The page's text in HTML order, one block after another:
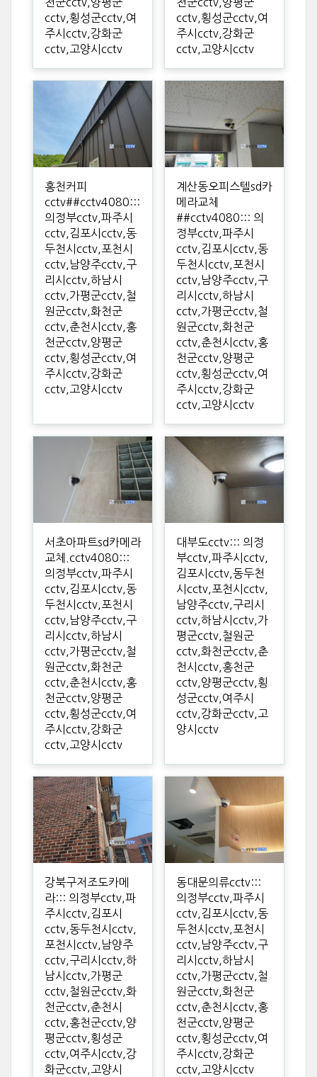
cctv,횡성군cctv,여
주시cctv,강화군
cctv,고양시cctv
cctv,횡성군cctv,여
주시cctv,강화군
cctv,고양시cctv
홍천커피
cctv##cctv4080:::
의정부cctv,파주시
cctv,김포시cctv,동
두천시cctv,포천시
cctv,남양주cctv,구
리시cctv,하남시
cctv,가평군cctv,철
원군cctv,화천군
cctv,춘천시cctv,홍
천군cctv,양평군
cctv,횡성군cctv,여
주시cctv,강화군
cctv,고양시cctv
계산동오피스텔sd카
메라교체
##cctv4080::: 의
정부cctv,파주시
cctv,김포시cctv,동
두천시cctv,포천시
cctv,남양주cctv,구
리시cctv,하남시
cctv,가평군cctv,철
원군cctv,화천군
cctv,춘천시cctv,홍
천군cctv,양평군
cctv,횡성군cctv,여
주시cctv,강화군
cctv,고양시cctv
서초아파트sd카메라
교체.cctv4080:::
의정부cctv,파주시
cctv,김포시cctv,동
두천시cctv,포천시
cctv,남양주cctv,구
리시cctv,하남시
cctv,가평군cctv,철
원군cctv,화천군
cctv,춘천시cctv,홍
천군cctv,양평군
cctv,횡성군cctv,여
주시cctv,강화군
cctv,고양시cctv
대부도cctv::: 의정
부cctv,파주시cctv,
김포시cctv,동두천
시cctv,포천시cctv,
남양주cctv,구리시
cctv,하남시cctv,가
평군cctv,철원군
cctv,화천군cctv,춘
천시cctv,홍천군
cctv,양평군cctv,횡
성군cctv,여주시
cctv,강화군cctv,고
양시cctv
강북구저조도카메
라::: 의정부cctv,파
주시cctv,김포시
cctv,동두천시cctv,
포천시cctv,남양주
cctv,구리시cctv,하
남시cctv,가평군
cctv,철원군cctv,화
천군cctv,춘천시
cctv,홍천군cctv,양
평군cctv,횡성군
cctv,여주시cctv,강
화군cctv,고양시
동대문의류cctv:::
의정부cctv,파주시
cctv,김포시cctv,동
두천시cctv,포천시
cctv,남양주cctv,구
리시cctv,하남시
cctv,가평군cctv,철
원군cctv,화천군
cctv,춘천시cctv,홍
천군cctv,양평군
cctv,횡성군cctv,여
주시cctv,강화군
cctv,고양시cctv